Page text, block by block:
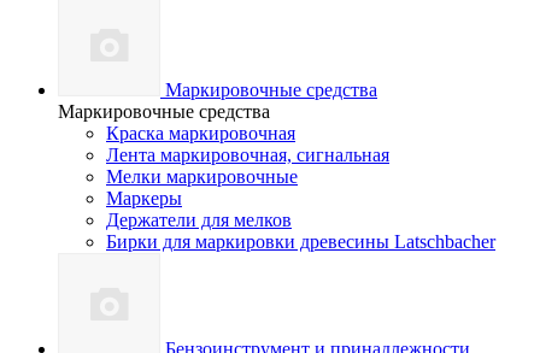
Маркировочные средства
Маркировочные средства
Краска маркировочная
Лента маркировочная, сигнальная
Мелки маркировочные
Маркеры
Держатели для мелков
Бирки для маркировки древесины Latschbacher
Бензоинструмент и принадлежности